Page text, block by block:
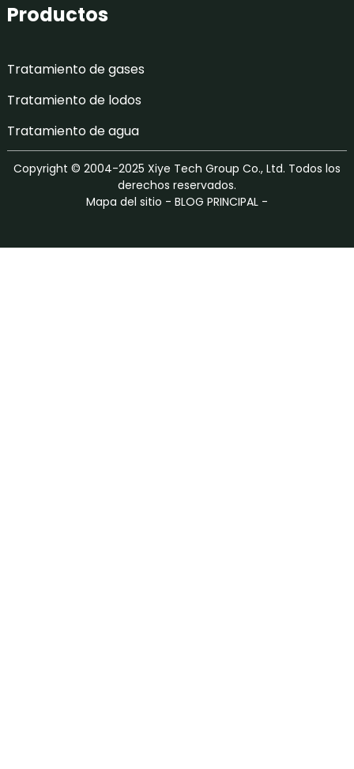
Productos
Tratamiento de gases
Tratamiento de lodos
Tratamiento de agua
Copyright © 2004-2025 Xiye Tech Group Co., Ltd. Todos los
derechos reservados.
Mapa del sitio - BLOG PRINCIPAL -